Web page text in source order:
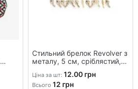
Стильний брелок Revolver з
металу, 5 см, сріблястий,
Ціна за шт: 12.00 грн
Всього 12 грн